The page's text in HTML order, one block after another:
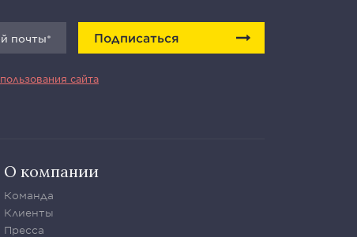
Подписаться
сайта
О компании
Команда
Клиенты
Пресса